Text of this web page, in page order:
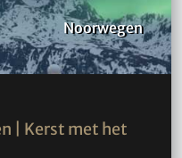
Noorwegen
| Kerst met het